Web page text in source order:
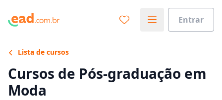
Entrar
Lista de cursos
Cursos de Pós-graduação em
Moda